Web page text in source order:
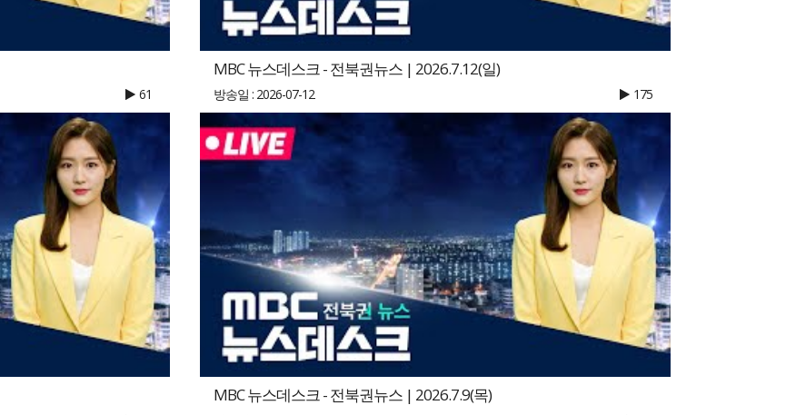
61
MBC 뉴스데스크 - 전북권뉴스 | 2026.7.12(일)
방송일 : 2026-07-12 175
MBC 뉴스데스크 - 전북권뉴스 | 2026.7.9(목)